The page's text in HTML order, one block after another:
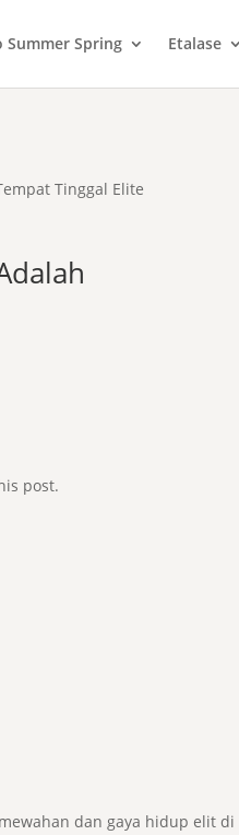
Summer Spring Etalase
Tinggal Elite
post.
dan gaya hidup elit di